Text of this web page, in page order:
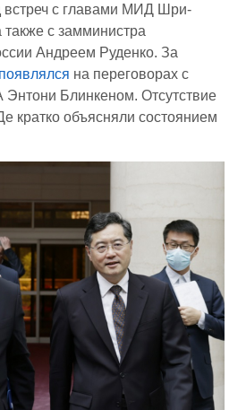
встреч с главами МИД Шри-
с замминистра
Андреем Руденко. За
появлялся на переговорах с
Блинкеном. Отсутствие
кратко объясняли состоянием